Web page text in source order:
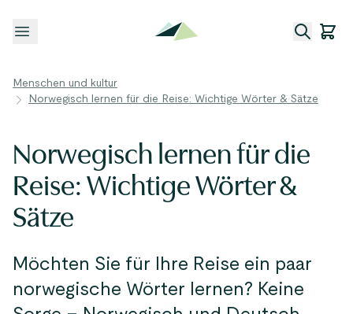
Menü öffnen
Menschen und kultur
Norwegisch lernen für die Reise: Wichtige Wörter & Sätze
Norwegisch lernen für die
Reise: Wichtige Wörter &
Sätze
Möchten Sie für Ihre Reise ein paar
norwegische Wörter lernen? Keine